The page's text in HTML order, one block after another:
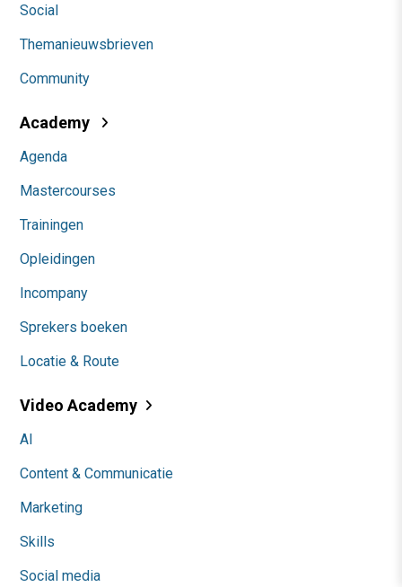
Social
Themanieuwsbrieven
Community
Academy
Agenda
Mastercourses
Trainingen
Opleidingen
Incompany
Sprekers boeken
Locatie & Route
Video Academy
AI
Content & Communicatie
Marketing
Skills
Social media